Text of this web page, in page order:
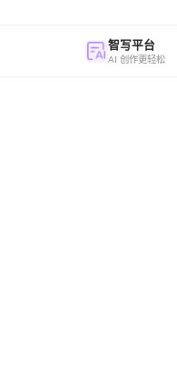
智写平台
AI 创作更轻松